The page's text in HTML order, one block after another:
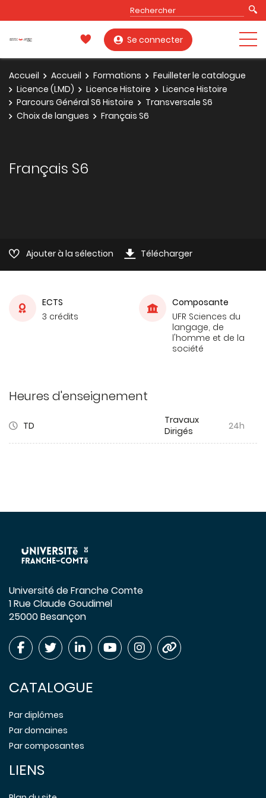
Se connecter
Accueil Accueil Formations
Feuilleter le catalogue
Licence (LMD)
Licence Histoire
Licence Histoire
Parcours Général S6 Histoire
Transversale S6
Choix de langues
Français S6
Français S6
Ajouter à la sélection Télécharger
ECTS
3 crédits
Composante
UFR Sciences du
langage, de
l'homme et de la
société
Heures d'enseignement
TD
Travaux
Dirigés
24h
Université de Franche Comte
1 Rue Claude Goudimel
25000 Besançon
CATALOGUE
Par diplômes
Par domaines
Par composantes
LIENS